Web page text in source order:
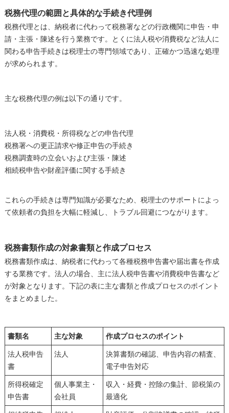
税務代理の範囲と具体的な手続き代理例
税務代理とは、納税者に代わって税務署などの行政機関に申告・申
請・主張・陳述を行う業務です。とくに法人税や消費税など法人に
関わる申告手続きは税理士の専門領域であり、正確かつ迅速な処理
が求められます。
主な税務代理の例は以下の通りです。
法人税・消費税・所得税などの申告代理
税務署への更正請求や修正申告の手続き
税務調査時の立会いおよび主張・陳述
相続税申告や財産評価に関する手続き
これらの手続きは専門知識が必要なため、税理士のサポートによっ
て依頼者の負担を大幅に軽減し、トラブル回避につながります。
税務書類作成の対象書類と作成プロセス
税務書類作成は、納税者に代わって各種税務申告書や届出書を作成
する業務です。法人の場合、主に法人税申告書や消費税申告書など
が対象となります。下記の表に主な書類と作成プロセスのポイント
をまとめました。
書類名 主な対象
作成プロセスのポイント
法人税申告
書
法人
決算書類の確認、申告内容の精査、
電子申告対応
所得税確定
申告書
個人事業主・
会社員
収入・経費・控除の集計、節税策の
最適化